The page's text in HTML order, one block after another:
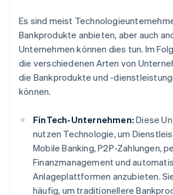
Es sind meist
Bankprodukte anbieten, aber auch
Unternehmen können dies tun. Im
die verschiedenen Arten von
die Bankprodukte und -
können.
FinTech-Unternehmen: Diese
nutzen Technologie, um
Mobile Banking, P2P-Zahlungen,
Finanzmanagement und
Anlageplattformen anzubieten.
häufig, um traditionellere